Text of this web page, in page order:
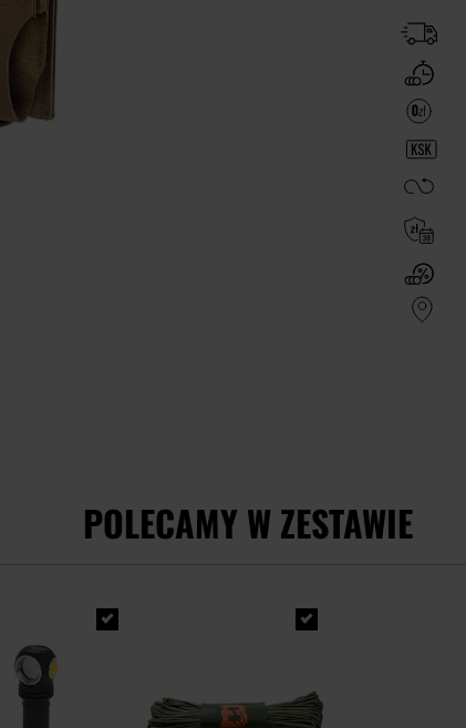
POLECAMY W ZESTAWIE